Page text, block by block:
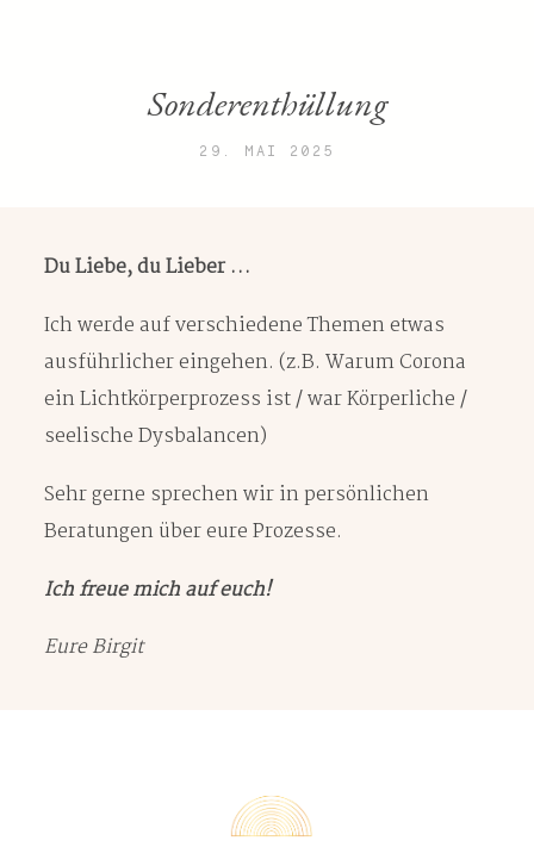
Sonderenthüllung
29. MAI 2025
Du Liebe, du Lieber …
Ich werde auf verschiedene Themen etwas
ausführlicher eingehen. (z.B. Warum Corona
ein Lichtkörperprozess ist / war Körperliche /
seelische Dysbalancen)
Sehr gerne sprechen wir in persönlichen
Beratungen über eure Prozesse.
Ich freue mich auf euch!
Eure Birgit